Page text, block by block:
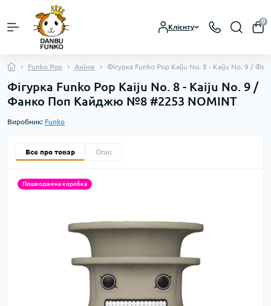
Клієнту
0
Funko Pop Аніме Фігурка Funko Pop Kaiju No. 8 - Kaiju No. 9 /
Фігурка Funko Pop Kaiju No. 8 - Kaiju No. 9 /
Фанко Поп Кайджю №8 #2253 NOMINT
Виробник: Funko
Все про товар Опис
Пошкоджена коробка